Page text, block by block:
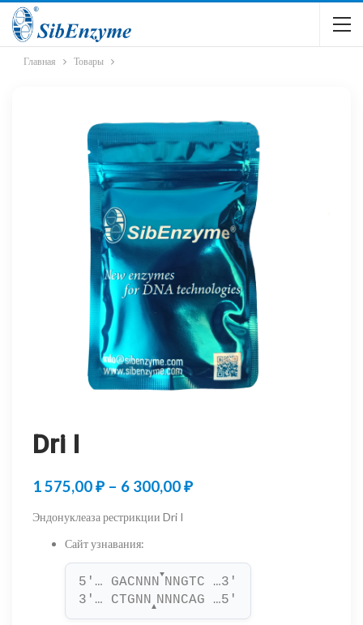
Главная Товары
Dri I
1 575,00₽ – 6 300,00₽Диапазон
575,00 ₽
–
6
Эндонуклеаза рестрикции Dri I
Сайт узнавания:
5'… GACNNN
▼
NNGTC …3'
3'… CTGNN▲NNNCAG …5'